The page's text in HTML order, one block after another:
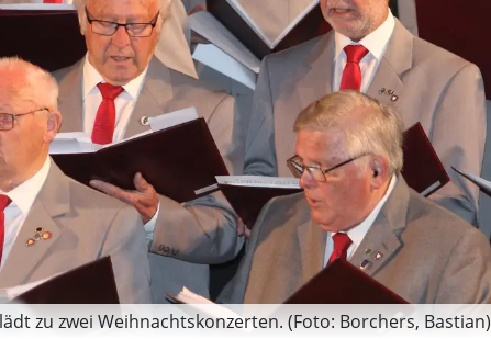
zu zwei Weihnachtskonzerten. (Foto: Borchers, Bastian)